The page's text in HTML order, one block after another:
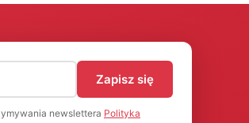
Zapisz się
newslettera Polityka